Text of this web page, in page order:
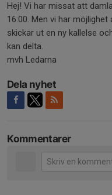
Hej! Vi har missat att
16:00. Men vi har
skickar ut en ny kallelse
kan delta.
mvh Ledarna
Dela nyhet
Kommentarer